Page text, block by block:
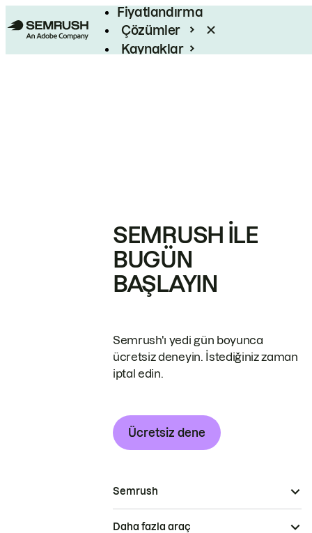
Fiyatlandırma
Çözümler
Kaynaklar
SEMRUSH ILE
BUGÜN
BAŞLAYIN
Semrush'ı yedi gün boyunca
ücretsiz deneyin. İstediğiniz zaman
iptal edin.
Ücretsiz dene
Semrush
Daha fazla araç